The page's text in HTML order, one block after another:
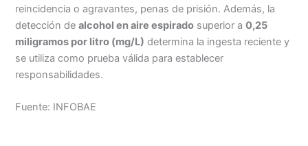
reincidencia o agravantes, penas de prisión. Además, la
detección dealcohol en aire espirado superior a0,25
miligramos por litro (mg/L) determina la ingesta reciente y
se utiliza como prueba válida para establecer
responsabilidades.
Fuente: INFOBAE